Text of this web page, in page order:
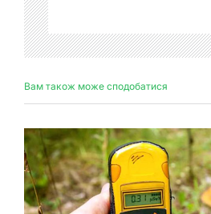
Вам також може сподобатися